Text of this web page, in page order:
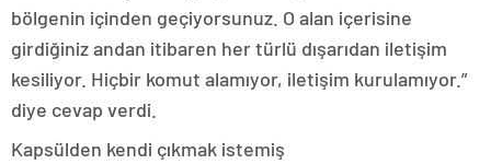
bölgenin içinden geçiyorsunuz. O alan içerisine
girdiğiniz andan itibaren her türlü dışarıdan iletişim
kesiliyor. Hiçbir komut alamıyor, iletişim kurulamıyor.”
diye cevap verdi.
Kapsülden kendi çıkmak istemiş